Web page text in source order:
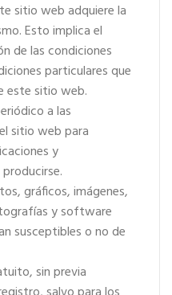
sitio web adquiere la
Esto implica el
de las condiciones
particulares que
este sitio web.
a las
sitio web para
y
gráficos, imágenes,
y software
susceptibles o no de
sin previa